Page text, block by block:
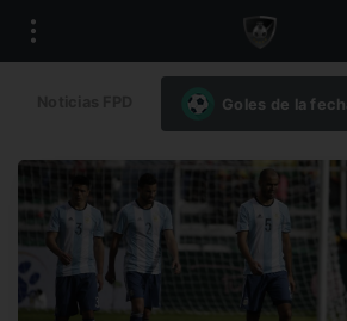
Goles de la